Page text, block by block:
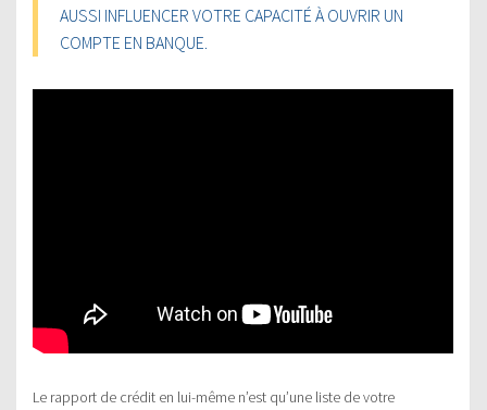
AUSSI INFLUENCER VOTRE CAPACITÉ À OUVRIR UN
COMPTE EN BANQUE.
Le rapport de crédit en lui-même n’est qu’une liste de votre